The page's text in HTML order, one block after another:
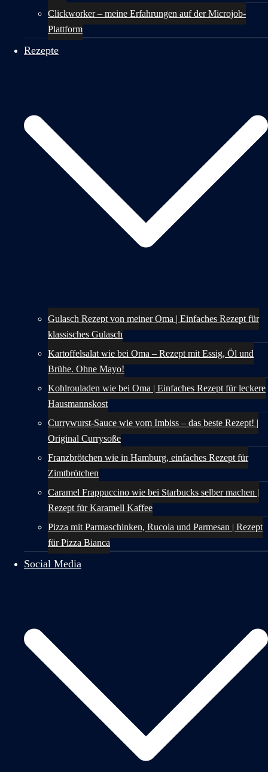
Clickworker – meine Erfahrungen auf der Microjob-
Plattform
Rezepte
Gulasch Rezept von meiner Oma | Einfaches Rezept für
klassisches Gulasch
Kartoffelsalat wie bei Oma – Rezept mit Essig, Öl und
Brühe. Ohne Mayo!
Kohlrouladen wie bei Oma | Einfaches Rezept für leckere
Hausmannskost
Currywurst-Sauce wie vom Imbiss – das beste Rezept! |
Original Currysoße
Franzbrötchen wie in Hamburg, einfaches Rezept für
Zimtbrötchen
Caramel Frappuccino wie bei Starbucks selber machen |
Rezept für Karamell Kaffee
Pizza mit Parmaschinken, Rucola und Parmesan | Rezept
für Pizza Bianca
Social Media